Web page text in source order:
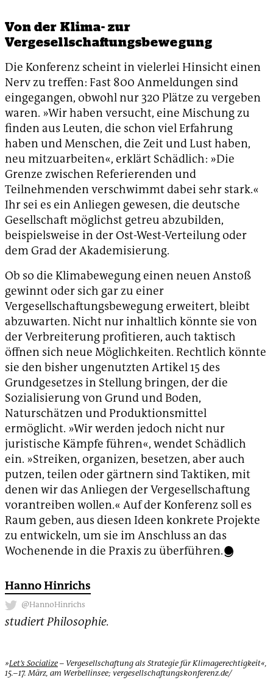
Von der Klima- zur
Vergesellschaftungsbewegung
Die Konferenz scheint in vielerlei Hinsicht einen
Nerv zu treffen: Fast 800 Anmeldungen sind
eingegangen, obwohl nur 320 Plätze zu vergeben
waren. »Wir haben versucht, eine Mischung zu
finden aus Leuten, die schon viel Erfahrung
haben und Menschen, die Zeit und Lust haben,
neu mitzuarbeiten«, erklärt Schädlich: »Die
Grenze zwischen Referierenden und
Teilnehmenden verschwimmt dabei sehr stark.«
Ihr sei es ein Anliegen gewesen, die deutsche
Gesellschaft möglichst getreu abzubilden,
beispielsweise in der Ost-West-Verteilung oder
dem Grad der Akademisierung.
Ob so die Klimabewegung einen neuen Anstoß
gewinnt oder sich gar zu einer
Vergesellschaftungsbewegung erweitert, bleibt
abzuwarten. Nicht nur inhaltlich könnte sie von
der Verbreiterung profitieren, auch taktisch
öffnen sich neue Möglichkeiten. Rechtlich könnte
sie den bisher ungenutzten Artikel 15 des
Grundgesetzes in Stellung bringen, der die
Sozialisierung von Grund und Boden,
Naturschätzen und Produktionsmittel
ermöglicht. »Wir werden jedoch nicht nur
juristische Kämpfe führen«, wendet Schädlich
ein. »Streiken, organizen, besetzen, aber auch
putzen, teilen oder gärtnern sind Taktiken, mit
denen wir das Anliegen der Vergesellschaftung
vorantreiben wollen.« Auf der Konferenz soll es
Raum geben, aus diesen Ideen konkrete Projekte
zu entwickeln, um sie im Anschluss an das
Wochenende in die Praxis zu überführen.
Hanno Hinrichs
@HannoHinrichs
studiert Philosophie.
»Let’s Socialize– Vergesellschaftung als Strategie für Klimagerechtigkeit«,
15.–17. März, am Werbellinsee; vergesellschaftungskonferenz.de/